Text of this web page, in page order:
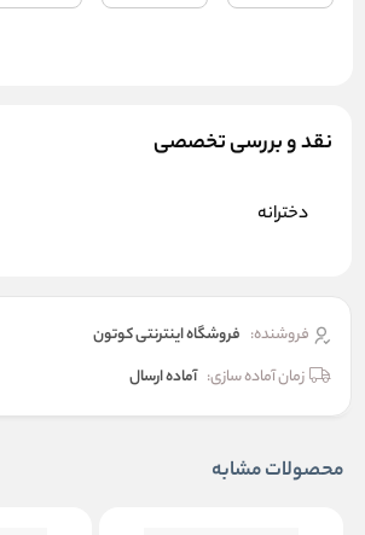
نقد و بررسی تخصصی
دخترانه
فروشنده: فروشگاه اینترنتی کوتون
زمان آماده سازی: آماده ارسال
محصولات مشابه